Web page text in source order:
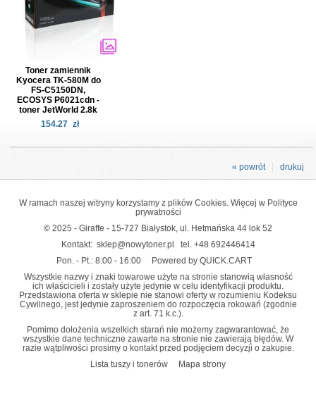
Toner zamiennik
Kyocera TK-580M do
FS-C5150DN,
ECOSYS P6021cdn -
toner JetWorld 2.8k
154.27 zł
drukuj
« powrót
W ramach naszej witryny korzystamy z plików Cookies. Więcej w Polityce
prywatności
© 2025 - Giraffe - 15-727 Białystok, ul. Hetmańska 44 lok 52
Kontakt: sklep@nowytoner.pl tel. +48 692446414
Pon. - Pt.: 8:00 - 16:00
Powered by QUICK.CART
Wszystkie nazwy i znaki towarowe użyte na stronie stanowią własność
ich właścicieli i zostały użyte jedynie w celu identyfikacji produktu.
Przedstawiona oferta w sklepie nie stanowi oferty w rozumieniu Kodeksu
Cywilnego, jest jedynie zaproszeniem do rozpoczęcia rokowań (zgodnie
z art. 71 k.c.).
Pomimo dołożenia wszelkich starań nie możemy zagwarantować, że
wszystkie dane techniczne zawarte na stronie nie zawierają błędów. W
razie wątpliwości prosimy o kontakt przed podjęciem decyzji o zakupie.
Lista tuszy i tonerów
Mapa strony